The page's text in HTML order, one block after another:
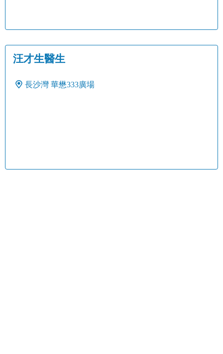
汪才生醫生
長沙灣 華懋333廣場